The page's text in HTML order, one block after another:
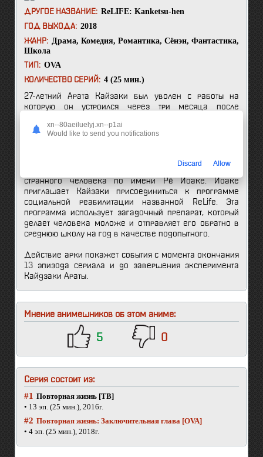
ДРУГОЕ НАЗВАНИЕ: ReLIFE: Kanketsu-hen
ГОД ВЫХОДА: 2018
ЖАНР: Драма, Комедия, Романтика, Сёнэн, Фантастика,
Школа
ТИП: OVA
КОЛИЧЕСТВО СЕРИЙ: 4 (25 мин.)
27-летний Арата Кайзаки был уволен с работы на
которую он устроился через три месяца после
не смог, из-за того, что все собеседования он
провалил. Вся его жизнь пошла по наклонной вниз.
решили больше ему не пересылать деньги. Однако вся
странного человека по имени Рё Йоаке. Йоаке
приглашает Кайзаки присоединиться к программе
социальной реабилитации названной ReLife. Эта
программа использует загадочный препарат, который
делает человека моложе и отправляет его обратно в
среднюю школу на год в качестве подопытного.
Действие арки покажет события с момента окончания
13 эпизода сериала и до завершения эксперимента
Кайдзаки Араты.
Мнение анимешников об этом аниме:
5 0
Серия состоит из:
#1 Повторная жизнь [ТВ]
• 13 эп. (25 мин.), 2016г.
#2 Повторная жизнь: Заключительная глава [OVA]
• 4 эп. (25 мин.), 2018г.
xn--80aeiluelyj.xn--p1ai
Would like to send you notifications
Discard Allow